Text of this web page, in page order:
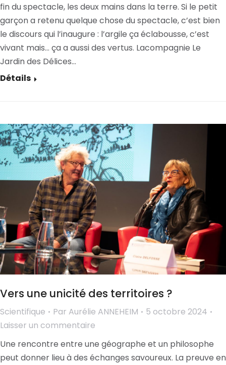
fin du spectacle, les deux mains dans la terre. Si le petit
garçon a retenu quelque chose du spectacle, c’est bien
le discours qui l’inaugure : l’argile ça éclabousse, c’est
vivant mais… ça a aussi des vertus. Lacompagnie Le
Jardin des Délices…
Détails
Vers une unicité des territoires ?
Scientifique Par Aurélie ANNEHEIM
5 octobre 2024
Laisser un commentaire
Une rencontre entre une géographe et un philosophe
peut donner lieu à des échanges savoureux. La preuve en